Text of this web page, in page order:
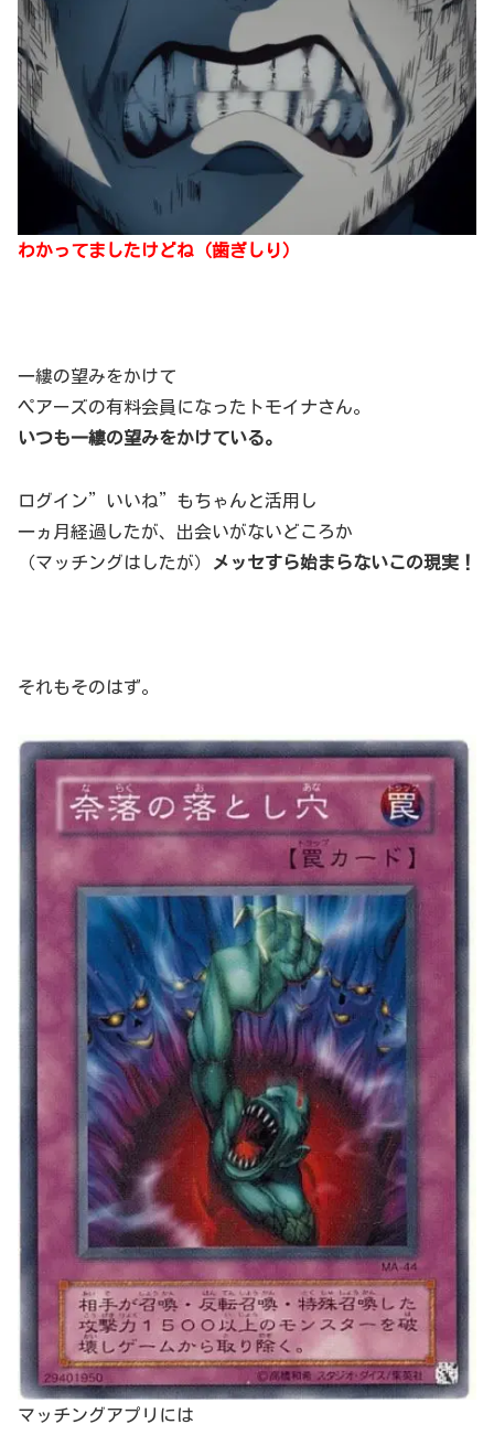
わかってましたけどね（歯ぎしり）
一縷の望みをかけて
ペアーズの有料会員になったトモイナさん。
いつも一縷の望みをかけている。
ログイン”いいね”もちゃんと活用し
一ヵ月経過したが、出会いがないどころか
（マッチングはしたが）
メッセすら始まらないこの現実！
それもそのはず。
マッチングアプリには